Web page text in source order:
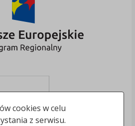
cookies w celu
z serwisu.